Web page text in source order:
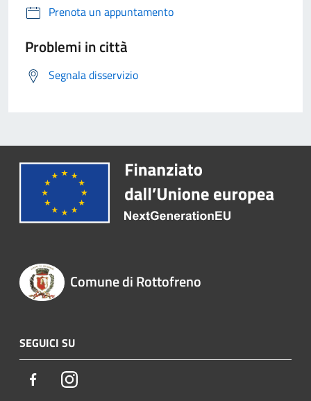
Prenota un appuntamento
Problemi in città
Segnala disservizio
Comune di Rottofreno
SEGUICI SU
FacebookInstagram